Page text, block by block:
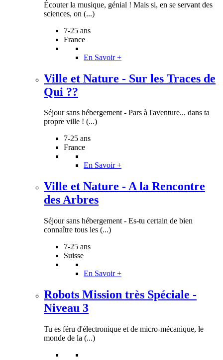
Écouter la musique, génial ! Mais si, en se servant des
sciences, on (...)
7-25 ans
France
En Savoir +
Ville et Nature - Sur les Traces de
Qui ??
Séjour sans hébergement - Pars à l'aventure... dans ta
propre ville ! (...)
7-25 ans
France
En Savoir +
Ville et Nature - A la Rencontre
des Arbres
Séjour sans hébergement - Es-tu certain de bien
connaître tous les (...)
7-25 ans
Suisse
En Savoir +
Robots Mission très Spéciale -
Niveau 3
Tu es féru d'électronique et de micro-mécanique, le
monde de la (...)